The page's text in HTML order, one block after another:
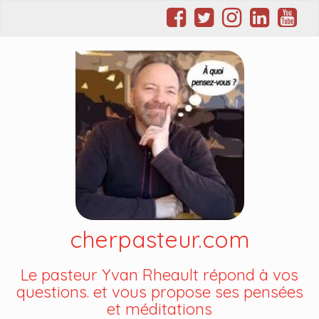
cherpasteur.com
Le pasteur Yvan Rheault répond à vos
questions. et vous propose ses pensées
et méditations